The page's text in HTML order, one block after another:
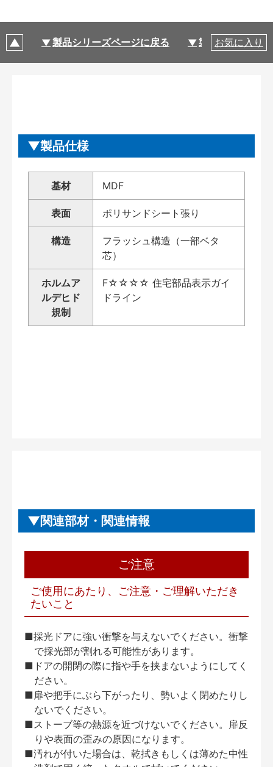
製品シリーズページに戻る 製品仕様
お気に入り
製品仕様
基材 MDF
表面 ポリサンドシート張り
構造
フラッシュ構造（一部ベタ
芯）
ホルムア
ルデヒド
規制
F☆☆☆☆ 住宅部品表示ガイ
ドライン
関連部材・関連情報
ご注意
ご使用にあたり、ご注意・ご理解いただき
たいこと
■採光ドアに強い衝撃を与えないでください。衝撃
で採光部が割れる可能性があります。
■ドアの開閉の際に指や手を挟まないようにしてく
ださい。
■扉や把手にぶら下がったり、勢いよく閉めたりし
ないでください。
■ストーブ等の熱源を近づけないでください。扉反
りや表面の歪みの原因になります。
■汚れが付いた場合は、乾拭きもしくは薄めた中性